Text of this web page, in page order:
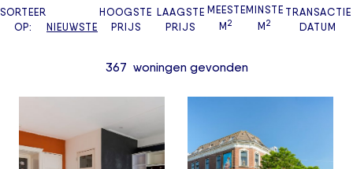
SORTEER
OP:
NIEUWSTE
HOOGSTE
PRIJS
LAAGSTE
PRIJS
MEESTE
M2
MINSTE
M 2
TRANSACTIE
DATUM
367 woningen gevonden